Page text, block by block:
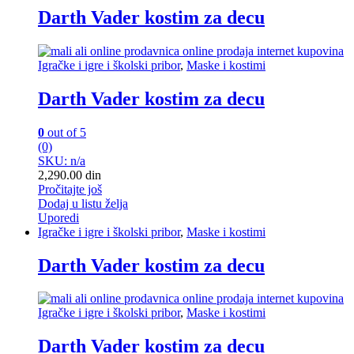
Darth Vader kostim za decu
Igračke i igre i školski pribor, Maske i kostimi
Darth Vader kostim za decu
0 out of 5
(0)
SKU: n/a
2,290.00 din
Pročitajte još
Dodaj u listu želja
Uporedi
Igračke i igre i školski pribor, Maske i kostimi
Darth Vader kostim za decu
Igračke i igre i školski pribor, Maske i kostimi
Darth Vader kostim za decu